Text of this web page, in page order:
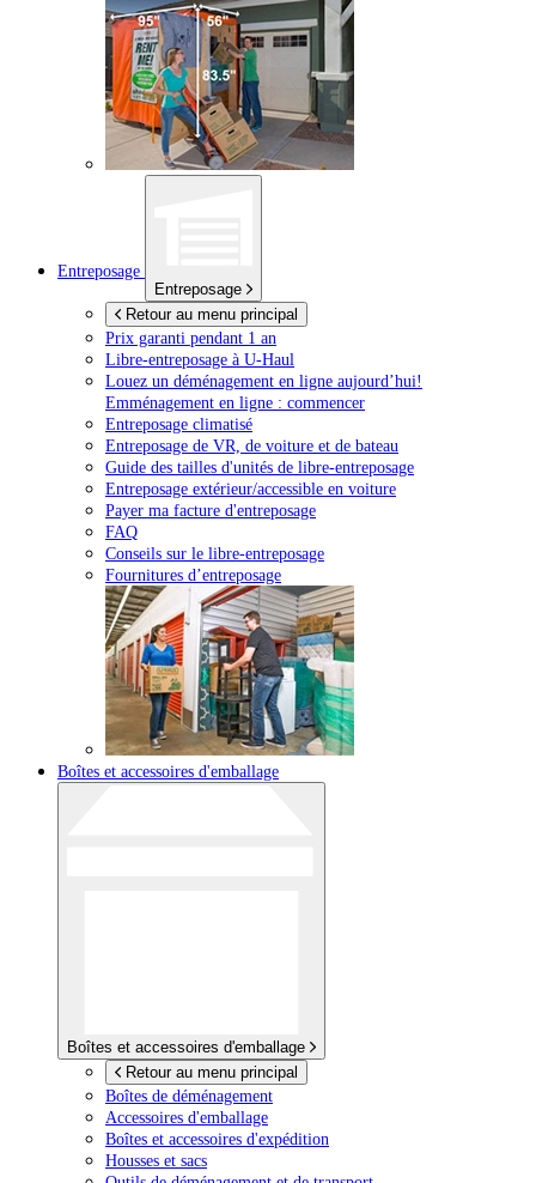
Entreposage
Entreposage
Retour au menu principal
Prix garanti pendant 1 an
Libre-entreposage à U-Haul
Louez un déménagement en ligne aujourd’hui!
Emménagement en ligne : commencer
Entreposage climatisé
Entreposage de VR, de voiture et de bateau
Guide des tailles d'unités de libre-entreposage
Entreposage extérieur/accessible en voiture
Payer ma facture d'entreposage
FAQ
Conseils sur le libre-entreposage
Fournitures d’entreposage
Boîtes et accessoires d'emballage
Boîtes et accessoires d'emballage
Retour au menu principal
Boîtes de déménagement
Accessoires d'emballage
Boîtes et accessoires d'expédition
Housses et sacs